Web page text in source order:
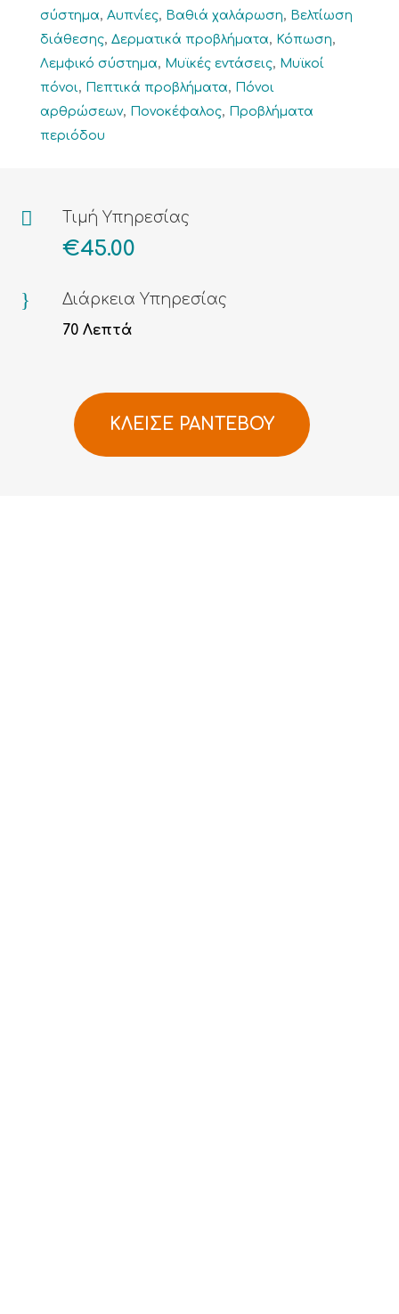
σύστημα, Αυπνίες, Βαθιά χαλάρωση, Βελτίωση
διάθεσης, Δερματικά προβλήματα, Κόπωση,
Λεμφικό σύστημα, Μυϊκές εντάσεις, Μυϊκοί
πόνοι, Πεπτικά προβλήματα, Πόνοι
αρθρώσεων, Πονοκέφαλος, Προβλήματα
περιόδου
 Τιμή Υπηρεσίας
€45.00
} Διάρκεια Υπηρεσίας
70 Λεπτά
ΚΛΕΙΣΕ ΡΑΝΤΕΒΟΥ